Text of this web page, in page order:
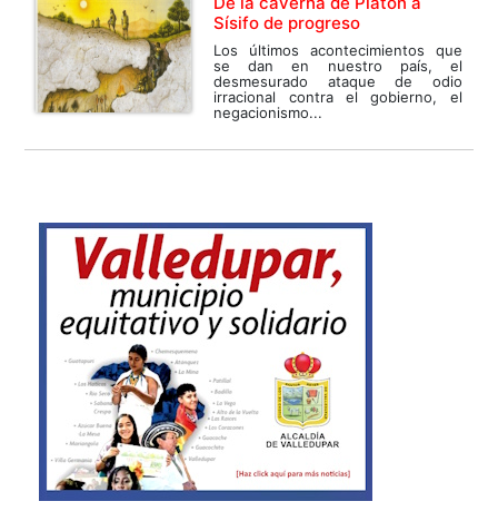
Sísifo de progreso
Los últimos acontecimientos que
se dan en nuestro país, el
desmesurado ataque de odio
irracional contra el gobierno, el
negacionismo...